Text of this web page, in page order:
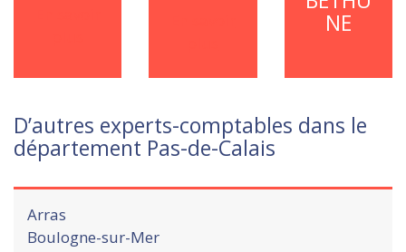
NE
D’autres experts-comptables dans le
département Pas-de-Calais
Arras
Boulogne-sur-Mer